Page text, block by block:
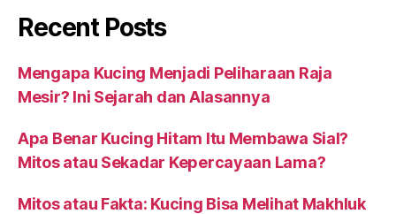
Recent Posts
Mengapa Kucing Menjadi Peliharaan Raja
Mesir? Ini Sejarah dan Alasannya
Apa Benar Kucing Hitam Itu Membawa Sial?
Mitos atau Sekadar Kepercayaan Lama?
Mitos atau Fakta: Kucing Bisa Melihat Makhluk